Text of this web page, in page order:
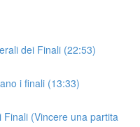
dei Finali (22:53)
i finali (13:33)
(Vincere una partita